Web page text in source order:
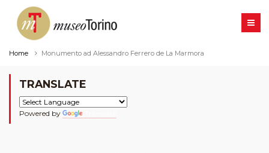
Home Monumento ad Alessandro Ferrero de La Marmora
TRANSLATE
Powered by